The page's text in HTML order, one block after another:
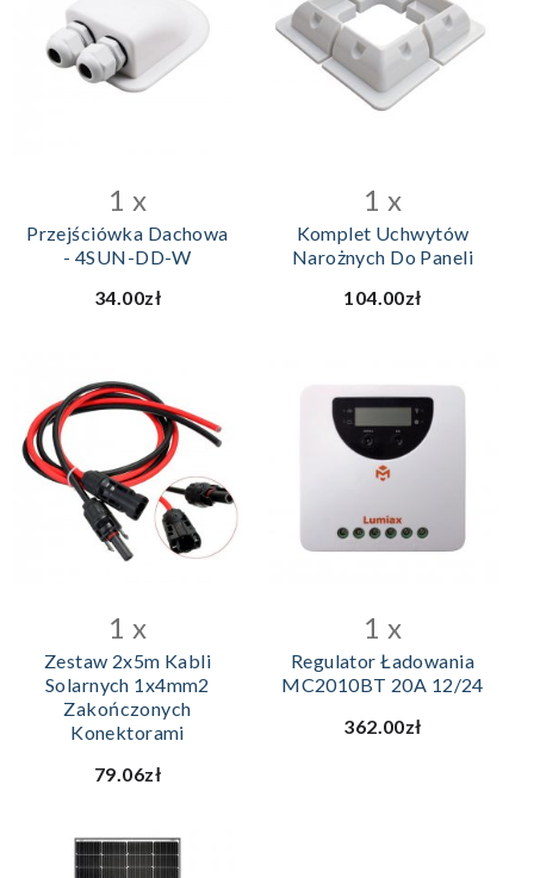
1 x
Przejściówka Dachowa
- 4SUN-DD-W
34.00zł
1 x
Komplet Uchwytów
Narożnych Do Paneli
104.00zł
1 x
Zestaw 2x5m Kabli
Solarnych 1x4mm2
Zakończonych
Konektorami
79.06zł
1 x
Regulator Ładowania
MC2010BT 20A 12/24
362.00zł